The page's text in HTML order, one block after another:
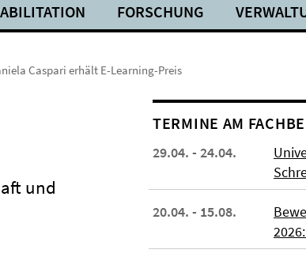
FORSCHUNG
Caspari erhält E-Learning-Preis
und
TERMINE AM
29.04. - 24.04.
20.04. - 15.08.